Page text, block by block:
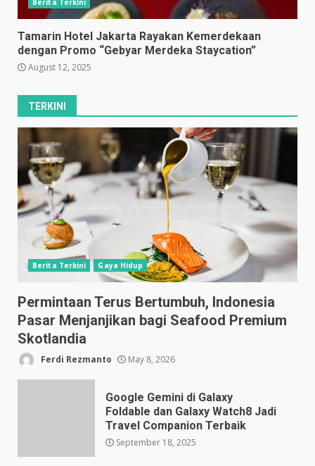
Berita Terkini
Tamarin Hotel Jakarta Rayakan Kemerdekaan
dengan Promo “Gebyar Merdeka Staycation”
August 12, 2025
TERKINI
Berita Terkini Gaya Hidup
Permintaan Terus Bertumbuh, Indonesia
Pasar Menjanjikan bagi Seafood Premium
Skotlandia
Ferdi Rezmanto May 8, 2026
Google Gemini di Galaxy
Foldable dan Galaxy Watch8 Jadi
Travel Companion Terbaik
September 18, 2025